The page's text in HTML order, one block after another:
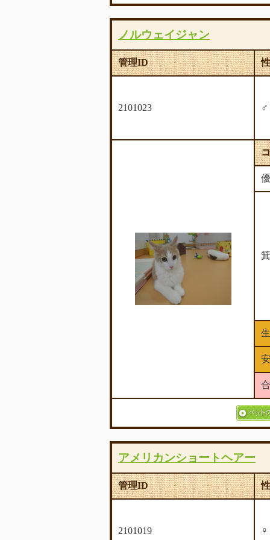
ノルウェイジャン
管理ID
2101023 ♂
アメリカンショートヘアー
管理ID
2101019 ♀